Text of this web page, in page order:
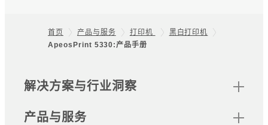
Footer
首页 产品与服务 打印机
黑白打印机
ApeosPrint 5330:产品手册
网站地图
解决方案与行业洞察
产品与服务